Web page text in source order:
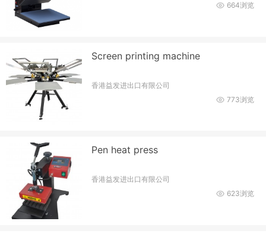
664浏览
Screen printing machine
香港益发进出口有限公司
773浏览
Pen heat press
香港益发进出口有限公司
623浏览